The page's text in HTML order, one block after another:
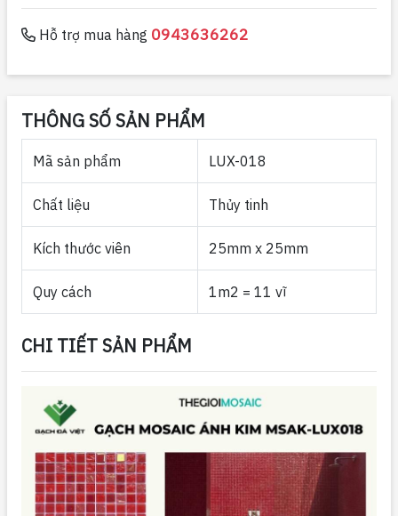
Hỗ trợ mua hàng 0943636262
THÔNG SỐ SẢN PHẨM
Mã sản phẩm LUX-018
Chất liệu Thủy tinh
Kích thước viên 25mm x 25mm
Quy cách 1m2 = 11 vĩ
CHI TIẾT SẢN PHẨM